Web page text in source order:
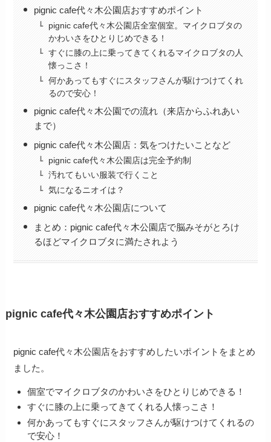
pignic cafe代々木公園店おすすめポイント
pignic cafe代々木公園店全室個室。マイクロブタの
かわいさをひとりじめできる！
すぐに膝の上に乗ってきてくれるマイクロブタの人
懐っこさ！
何かあってもすぐにスタッフさんが駆けつけてくれ
るので安心！
pignic cafe代々木公園での流れ（来店からふれあい
まで）
pignic cafe代々木公園店：気をつけたいことなど
pignic cafe代々木公園店は完全予約制
汚れてもいい服装で行くこと
気になるニオイは？
pignic cafe代々木公園店について
まとめ：pignic cafe代々木公園店で脳みそがとろけ
るほどマイクロブタに満たされよう
pignic cafe代々木公園店おすすめポイント
pignic cafe代々木公園店をおすすめしたいポイントをまとめ
ました。
個室でマイクロブタのかわいさをひとりじめできる！
すぐに膝の上に乗ってきてくれる人懐っこさ！
何かあってもすぐにスタッフさんが駆けつけてくれるの
で安心！